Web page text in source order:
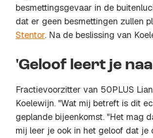
besmettingsgevaar in de
dat er geen besmettingen zullen
Stentor. Na de beslissing van
'Geloof leert je
Fractievoorzitter van 50PLUS
Koelewijn. "Wat mij betreft is dit
geplande bijeenkomst. "Het mag
mij leer je ook in het geloof dat je